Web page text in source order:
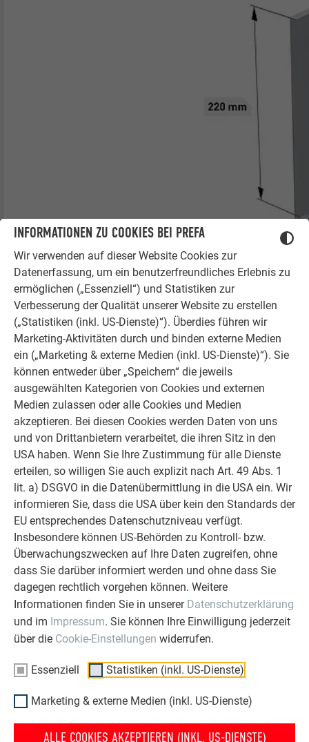
INFORMATIONEN ZU COOKIES BEI PREFA
Wir verwenden auf dieser Website Cookies zur
Datenerfassung, um ein benutzerfreundliches Erlebnis zu
ermöglichen („Essenziell“) und Statistiken zur
Verbesserung der Qualität unserer Website zu erstellen
(„Statistiken (inkl. US-Dienste)“). Überdies führen wir
Marketing-Aktivitäten durch und binden externe Medien
ein („Marketing & externe Medien (inkl. US-Dienste)“). Sie
können entweder über „Speichern“ die jeweils
ausgewählten Kategorien von Cookies und externen
Medien zulassen oder alle Cookies und Medien
akzeptieren. Bei diesen Cookies werden Daten von uns
und von Drittanbietern verarbeitet, die ihren Sitz in den
USA haben. Wenn Sie Ihre Zustimmung für alle Dienste
erteilen, so willigen Sie auch explizit nach Art. 49 Abs. 1
lit. a) DSGVO in die Datenübermittlung in die USA ein. Wir
informieren Sie, dass die USA über kein den Standards der
EU entsprechendes Datenschutzniveau verfügt.
Insbesondere können US-Behörden zu Kontroll- bzw.
Überwachungszwecken auf Ihre Daten zugreifen, ohne
dass Sie darüber informiert werden und ohne dass Sie
dagegen rechtlich vorgehen können. Weitere
Informationen finden Sie in unserer Datenschutzerklärung
und im Impressum. Sie können Ihre Einwilligung jederzeit
über die Cookie-Einstellungen widerrufen.
Essenziell Statistiken (inkl. US-Dienste)
Marketing & externe Medien (inkl. US-Dienste)
ALLE COOKIES AKZEPTIEREN (INKL. US-DIENSTE)
Wandprofilfräsung zum Einsetzen des Dammbalkens
SONDERLÖSUNG - AUSFRÄSUNG DAMMBALKEN